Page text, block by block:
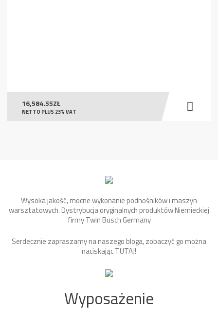
16,584.55ZŁ
NETTO PLUS 23% VAT
Wysoka jakość, mocne wykonanie podnośników i maszyn
warsztatowych. Dystrybucja oryginalnych produktów Niemieckiej
firmy Twin Busch Germany
Serdecznie zapraszamy na naszego bloga, zobaczyć go można
naciskającTUTAJ!
Wyposażenie